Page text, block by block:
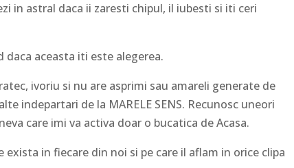
in astral daca ii zaresti chipul, il iubesti si iti ceri
aceasta iti este alegerea.
ivoriu si nu are asprimi sau amareli generate de
indepartari de la MARELE SENS. Recunosc uneori
care imi va activa doar o bucatica de Acasa.
in fiecare din noi si pe care il aflam in orice clipa